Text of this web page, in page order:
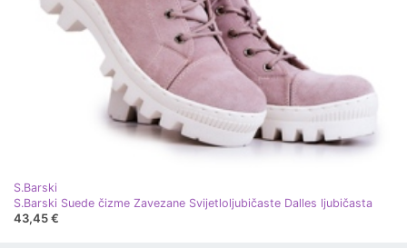
S.Barski
S.Barski Suede čizme Zavezane Svijetloljubičaste Dalles ljubičasta
43,45 €